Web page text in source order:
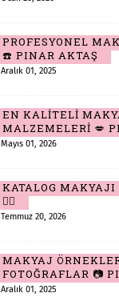
PROFESYONEL
☎️ PINAR AKTAŞ
Aralık 01, 2025
EN KALİTELİ
MALZEMELERİ 💋
Mayıs 01, 2026
KATALOG MAKYAJI
👆🏻
Temmuz 20, 2026
MAKYAJ
FOTOĞRAFLAR 📷
Aralık 01, 2025